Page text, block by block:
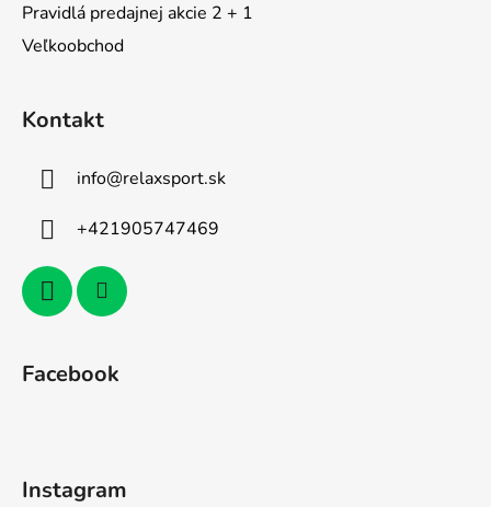
Pravidlá predajnej akcie 2 + 1
Veľkoobchod
Kontakt
info@relaxsport.sk
+421905747469
Facebook
Instagram